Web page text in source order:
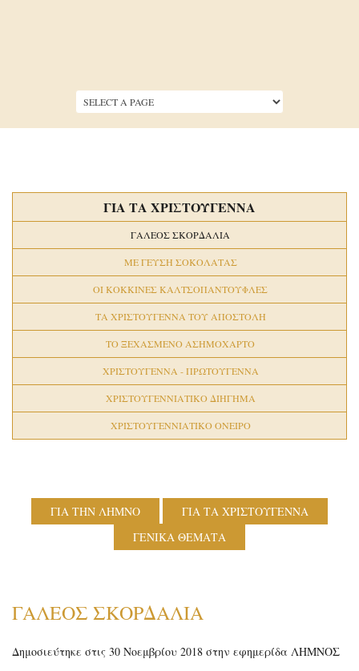
ΓΙΑ ΤΑ ΧΡΙΣΤΟΥΓΕΝΝΑ
ΓΑΛΕΟΣ ΣΚΟΡΔΑΛΙΑ
ΜΕ ΓΕΥΣΗ ΣΟΚΟΛΑΤΑΣ
ΟΙ ΚΟΚΚΙΝΕΣ ΚΑΛΤΣΟΠΑΝΤΟΥΦΛΕΣ
ΤΑ ΧΡΙΣΤΟΥΓΕΝΝΑ ΤΟΥ ΑΠΟΣΤΟΛΗ
ΤΟ ΞΕΧΑΣΜΕΝΟ ΑΣΗΜΟΧΑΡΤΟ
ΧΡΙΣΤΟΥΓΕΝΝΑ - ΠΡΩΤΟΥΓΕΝΝΑ
ΧΡΙΣΤΟΥΓΕΝΝΙΑΤΙΚΟ ΔΙΗΓΗΜΑ
ΧΡΙΣΤΟΥΓΕΝΝΙΑΤΙΚΟ ΟΝΕΙΡΟ
ΓΙΑ ΤΗΝ ΛΗΜΝΟ
ΓΙΑ ΤΑ ΧΡΙΣΤΟΥΓΕΝΝΑ
ΓΕΝΙΚΑ ΘΕΜΑΤΑ
ΓΑΛΕΟΣ ΣΚΟΡΔΑΛΙΑ
Δημοσιεύτηκε στις 30 Νοεμβρίου 2018 στην εφημερίδα ΛΗΜΝΟΣ